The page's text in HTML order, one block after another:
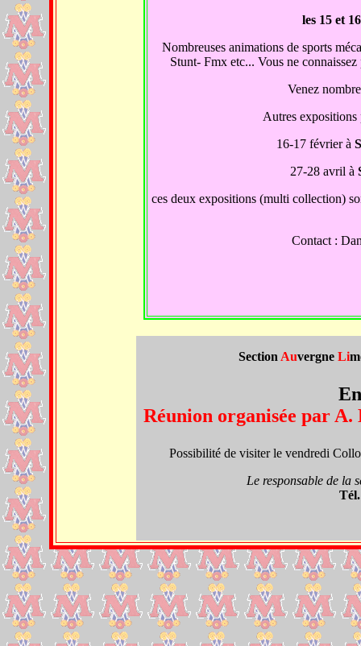
les 15 et
Nombreuses animations de sports
Stunt- Fmx etc... Vous ne
Venez
Autres
16-17 février à
27-28 avril à
ces deux expositions (multi collection)
Contact :
Section Auvergne Li
Réunion organisée par
Possibilité de visiter le vendredi
Le responsable de la